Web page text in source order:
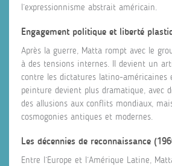
l’expressionnisme abstrait américain.
Engagement politique et liberté
Après la guerre, Matta rompt avec le
à des tensions internes. Il devient un
contre les dictatures latino-américaines
peinture devient plus dramatique, avec
des allusions aux conflits mondiaux,
cosmogonies antiques et modernes.
Les décennies de reconnaissance
Entre l’Europe et l’Amérique Latine,